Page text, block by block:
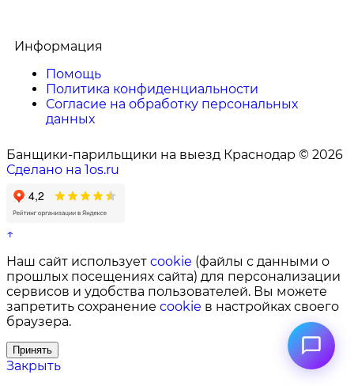
Информация
Помощь
Политика конфиденциальности
Согласие на обработку персональных
данных
Банщики-парильщики на выезд Краснодар © 2026
Сделано на 1os.ru
↑
Наш сайт использует cookie (файлы с данными о
прошлых посещениях сайта) для персонализации
сервисов и удобства пользователей. Вы можете
запретить сохранение cookie в настройках своего
браузера.
Принять
Закрыть